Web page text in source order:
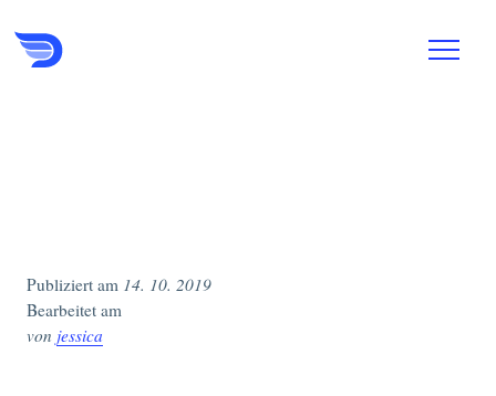
Publiziert am 14. 10. 2019
Bearbeitet am
von jessica